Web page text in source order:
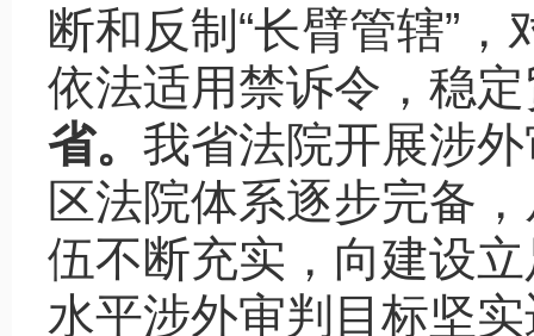
断和反制“长臂管辖”
依法适用禁诉令，稳
省。 我省法院开展涉
区法院体系逐步完备
伍不断充实，向建设
水平涉外审判目标坚